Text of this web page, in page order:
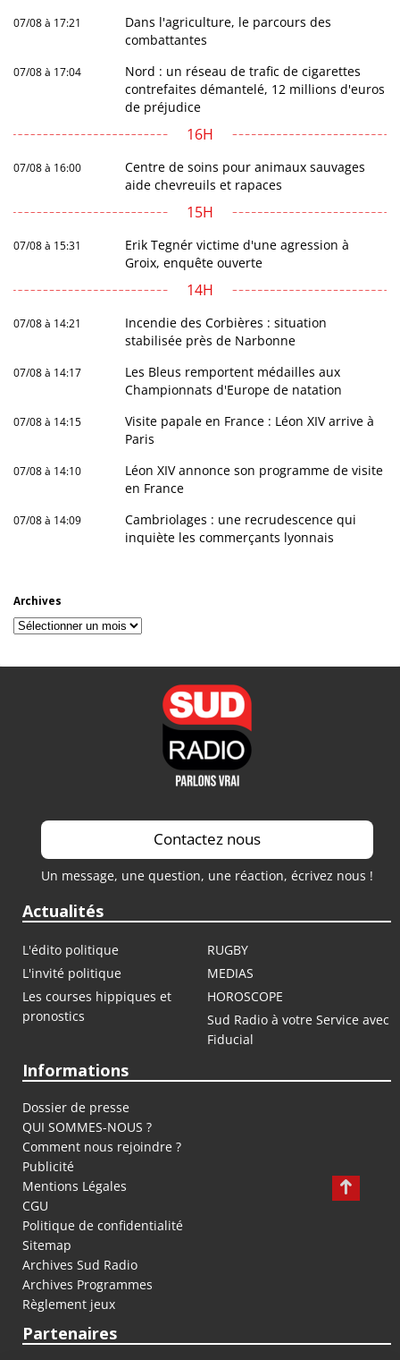
07/08 à 17:21
Dans l'agriculture, le parcours des
combattantes
07/08 à 17:04
Nord : un réseau de trafic de cigarettes
contrefaites démantelé, 12 millions d'euros
de préjudice
16H
07/08 à 16:00
Centre de soins pour animaux sauvages
aide chevreuils et rapaces
15H
07/08 à 15:31
Erik Tegnér victime d'une agression à
Groix, enquête ouverte
14H
07/08 à 14:21
Incendie des Corbières : situation
stabilisée près de Narbonne
07/08 à 14:17
Les Bleus remportent médailles aux
Championnats d'Europe de natation
07/08 à 14:15
Visite papale en France : Léon XIV arrive à
Paris
07/08 à 14:10
Léon XIV annonce son programme de visite
en France
07/08 à 14:09
Cambriolages : une recrudescence qui
inquiète les commerçants lyonnais
Archives
Archives
Contactez nous
Un message, une question, une réaction, écrivez nous !
Actualités
L'édito politique
RUGBY
L'invité politique
MEDIAS
Les courses hippiques et
pronostics
HOROSCOPE
Sud Radio à votre Service avec
Fiducial
Informations
Dossier de presse
QUI SOMMES-NOUS ?
Comment nous rejoindre ?
Publicité
Mentions Légales
CGU
Politique de confidentialité
Sitemap
Archives Sud Radio
Archives Programmes
Règlement jeux
Partenaires